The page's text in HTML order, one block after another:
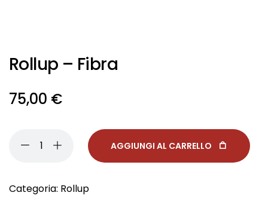
Rollup – Fibra
75,00 €
AGGIUNGI AL CARRELLO
Categoria: Rollup